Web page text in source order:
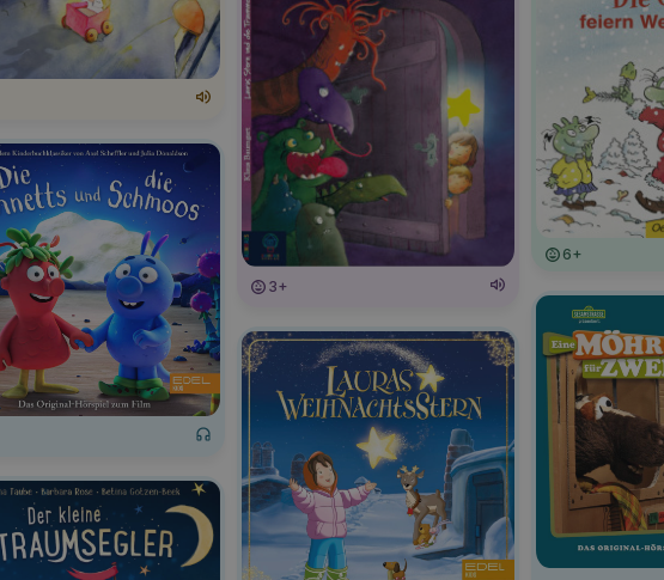
3+
6+